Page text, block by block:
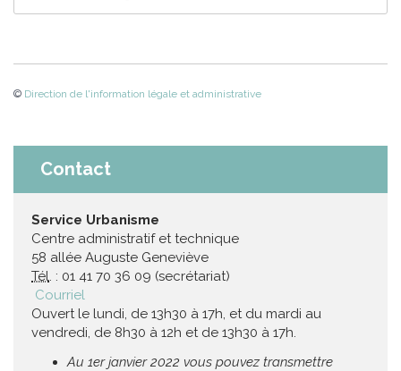
© Direction de l'information légale et administrative
Contact
Service Urbanisme
Centre administratif et technique
58 allée Auguste Geneviève
Tél . : 01 41 70 36 09 (secrétariat)
Courriel
Ouvert le lundi, de 13h30 à 17h, et du mardi au
vendredi, de 8h30 à 12h et de 13h30 à 17h.
Au 1er janvier 2022 vous pouvez transmettre